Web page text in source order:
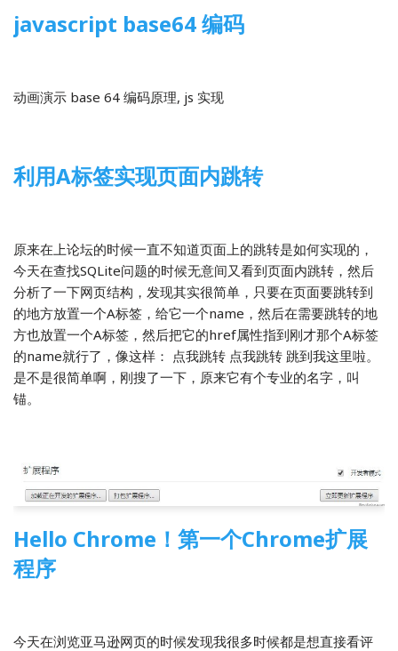
javascript base64 编码
动画演示 base 64 编码原理, js 实现
利用A标签实现页面内跳转
原来在上论坛的时候一直不知道页面上的跳转是如何实现的，
今天在查找SQLite问题的时候无意间又看到页面内跳转，然后
分析了一下网页结构，发现其实很简单，只要在页面要跳转到
的地方放置一个A标签，给它一个name，然后在需要跳转的地
方也放置一个A标签，然后把它的href属性指到刚才那个A标签
的name就行了，像这样： 点我跳转 点我跳转 跳到我这里啦。
是不是很简单啊，刚搜了一下，原来它有个专业的名字，叫
锚。
Hello Chrome！第一个Chrome扩展
程序
今天在浏览亚马逊网页的时候发现我很多时候都是想直接看评